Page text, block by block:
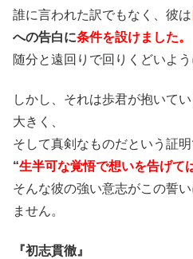
誰に言われた訳でもなく、彼は
への告白に条件を設けました。
随分と遠回りで回りくどいよ
しかし、それは歩君が抱いて
大きく、
そして真剣なものだという証明
“生半可な覚悟で想いを告げて
そんな彼の強い意志がこの誓
ません。
『初志貫徹』